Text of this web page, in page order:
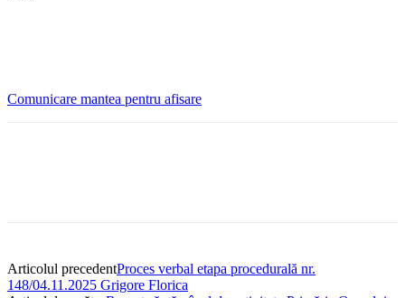
Comunicare mantea pentru afisare
Articolul precedentProces verbal etapa procedurală nr.
148/04.11.2025 Grigore Florica